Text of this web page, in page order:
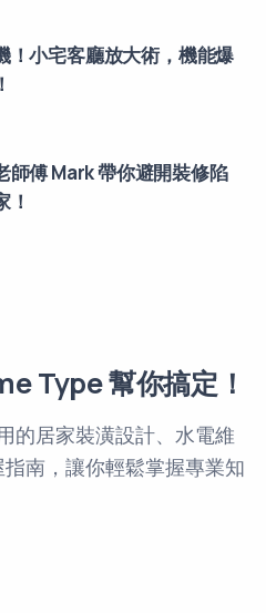
！小宅客廳放大術，機能爆
師傅 Mark 帶你避開裝修陷
！
Type 幫你搞定！
的居家裝潢設計、水電維
南，讓你輕鬆掌握專業知